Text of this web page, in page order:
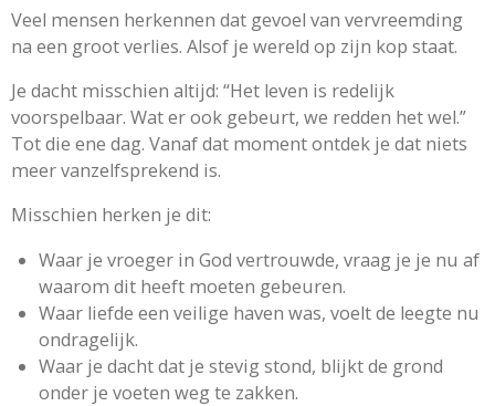
Veel mensen herkennen dat gevoel van vervreemding
na een groot verlies. Alsof je wereld op zijn kop staat.
Je dacht misschien altijd: “Het leven is redelijk
voorspelbaar. Wat er ook gebeurt, we redden het wel.”
Tot die ene dag. Vanaf dat moment ontdek je dat niets
meer vanzelfsprekend is.
Misschien herken je dit:
Waar je vroeger in God vertrouwde, vraag je je nu af
waarom dit heeft moeten gebeuren.
Waar liefde een veilige haven was, voelt de leegte nu
ondragelijk.
Waar je dacht dat je stevig stond, blijkt de grond
onder je voeten weg te zakken.